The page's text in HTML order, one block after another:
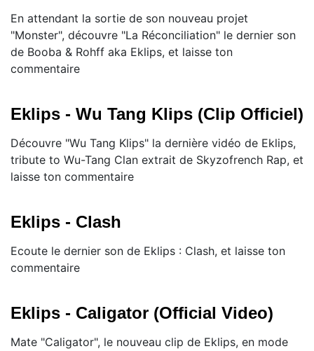
En attendant la sortie de son nouveau projet
"Monster", découvre "La Réconciliation" le dernier son
de Booba & Rohff aka Eklips, et laisse ton
commentaire
Eklips - Wu Tang Klips (Clip Officiel)
Découvre "Wu Tang Klips" la dernière vidéo de Eklips,
tribute to Wu-Tang Clan extrait de Skyzofrench Rap, et
laisse ton commentaire
Eklips - Clash
Ecoute le dernier son de Eklips : Clash, et laisse ton
commentaire
Eklips - Caligator (Official Video)
Mate "Caligator", le nouveau clip de Eklips, en mode